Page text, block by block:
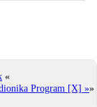
«
Program [X] »»